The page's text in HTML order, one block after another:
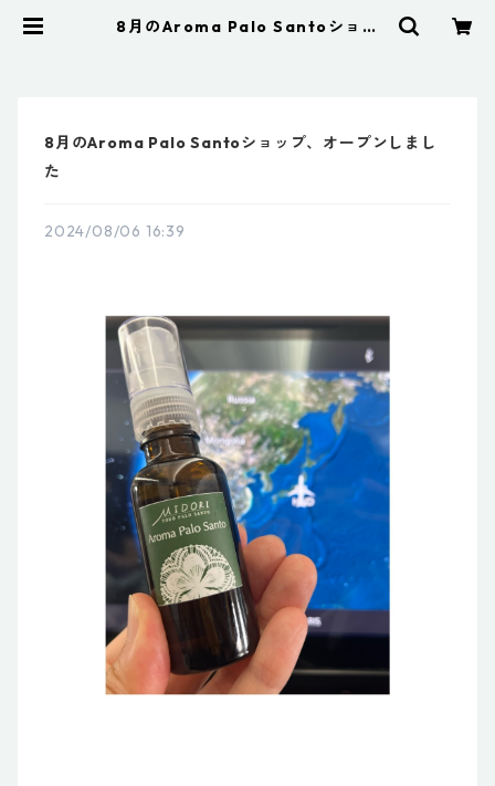
8月のAroma Palo Santoショッ
8月のAroma Palo Santoショップ、オープンしまし
た
2024/08/06 16:39